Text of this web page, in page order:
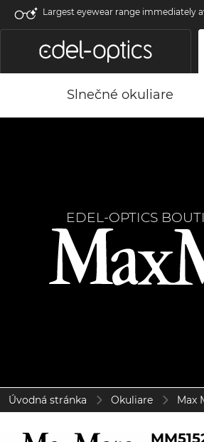
Largest eyewear range immediately
Slnečné okuliare
EDEL-OPTICS
Úvodná stránka Okuliare Max